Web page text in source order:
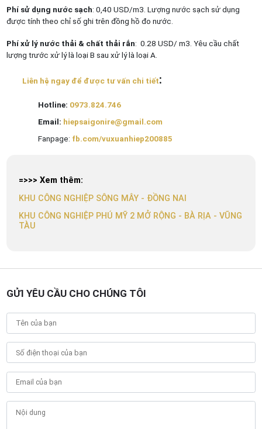
Phí sử dụng nước sạch: 0,40 USD/m3. Lượng nước sạch sử dụng
được tính theo chỉ số ghi trên đồng hồ đo nước.
Phí xử lý nước thải & chất thải rắn: 0.28 USD/ m3. Yêu cầu chất
lượng trước xử lý là loại B sau xử lý là loại A.
Liên hệ ngay để được tư vấn chi tiết:
Hotline: 0973.824.746
Email: hiepsaigonire@gmail.com
Fanpage: fb.com/vuxuanhiep200885
=>>> Xem thêm:
KHU CÔNG NGHIỆP SÔNG MÂY - ĐỒNG NAI
KHU CÔNG NGHIỆP PHÚ MỸ 2 MỞ RỘNG - BÀ RỊA - VŨNG
TÀU
GỬI YÊU CẦU CHO CHÚNG TÔI